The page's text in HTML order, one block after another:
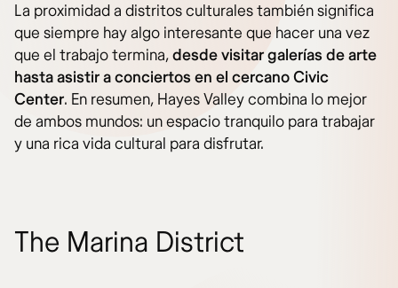
La proximidad a distritos culturales también significa
que siempre hay algo interesante que hacer una vez
que el trabajo termina,desde visitar galerías de arte
hasta asistir a conciertos en el cercano Civic
Center. En resumen, Hayes Valley combina lo mejor
de ambos mundos: un espacio tranquilo para trabajar
y una rica vida cultural para disfrutar.
The Marina District